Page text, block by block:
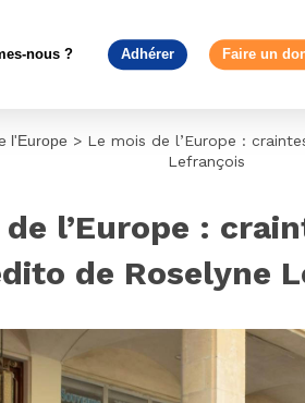
nous ? Adhérer Faire un
l'Europe > Le mois de l’Europe :
Lefrançois
l’Europe :
de Roselyne